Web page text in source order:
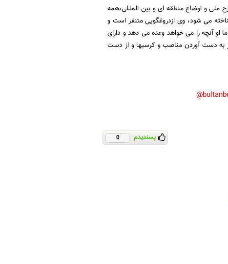
ملی و اوضاع منطقه ای و بین المللی،همه
می شود، وی ازدروغگویی متنفر است و
او آنچه را می خواهد وعده می دهد و دارای
به دست آوردن مناصب و کرسیها و از دست
پسندیدم 0